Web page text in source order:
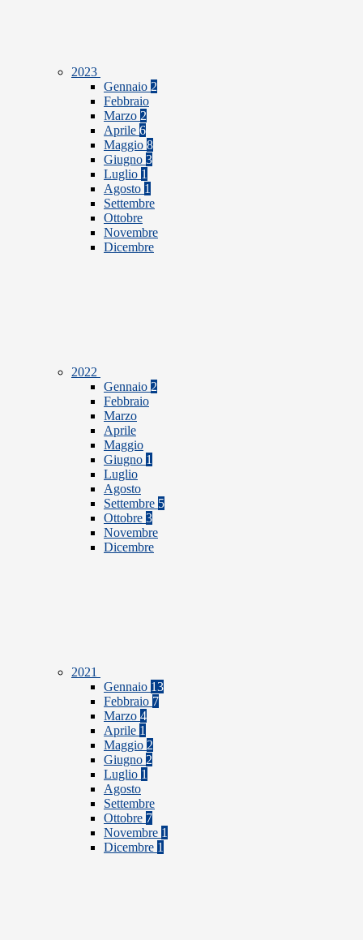
2023
Gennaio 2
Febbraio
Marzo 2
Aprile 6
Maggio 8
Giugno 3
Luglio 1
Agosto 1
Settembre
Ottobre
Novembre
Dicembre
2022
Gennaio 2
Febbraio
Marzo
Aprile
Maggio
Giugno 1
Luglio
Agosto
Settembre 5
Ottobre 3
Novembre
Dicembre
2021
Gennaio 13
Febbraio 7
Marzo 4
Aprile 1
Maggio 2
Giugno 2
Luglio 1
Agosto
Settembre
Ottobre 7
Novembre 1
Dicembre 1